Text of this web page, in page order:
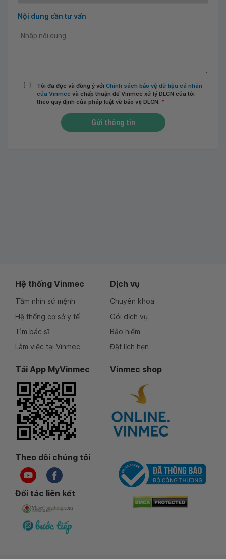
Nội dung cần tư vấn
Tôi đã đọc và đồng ý với Chính sách bảo vệ dữ liệu cá nhân
của Vinmec và chấp thuận để Vinmec xử lý DLCN của tôi
theo quy định của pháp luật về bảo vệ DLCN. *
Gửi thông tin
Hệ thống Vinmec
Tầm nhìn sứ mệnh
Hệ thống cơ sở y tế
Tìm bác sĩ
Làm việc tại Vinmec
Dịch vụ
Chuyên khoa
Gói dịch vụ
Bảo hiểm
Đặt lịch hẹn
Tải App MyVinmec Vinmec shop
Theo dõi chúng tôi
Đối tác liên kết